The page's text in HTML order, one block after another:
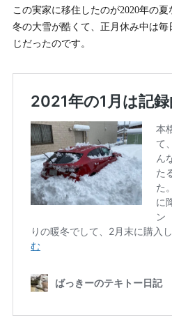
この実家に移住したのが2020年の
冬の大雪が酷くて、正月休み中は
じだったのです。